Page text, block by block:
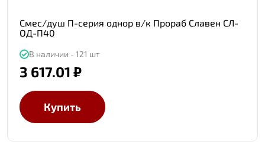
Смес/душ П-серия однор в/к Прораб Славен СЛ-
ОД-П40
В наличии - 121 шт
3 617.01 ₽
Купить